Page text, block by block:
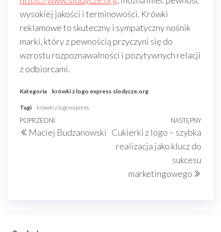
wysokiej jakości i terminowości. Krówki
reklamowe to skuteczny i sympatyczny nośnik
marki, który z pewnością przyczyni się do
wzrostu rozpoznawalności i pozytywnych relacji
z odbiorcami.
Kategoria krówki z logo express slodycze.org
Tagi krówki z logo express
Nawigacja
wpisu
Poprzedni
wpis
POPRZEDNI
Maciej Budzanowski
NASTĘPNY
Cukierki z logo – szybka
realizacja jako klucz do
sukcesu
marketingowego